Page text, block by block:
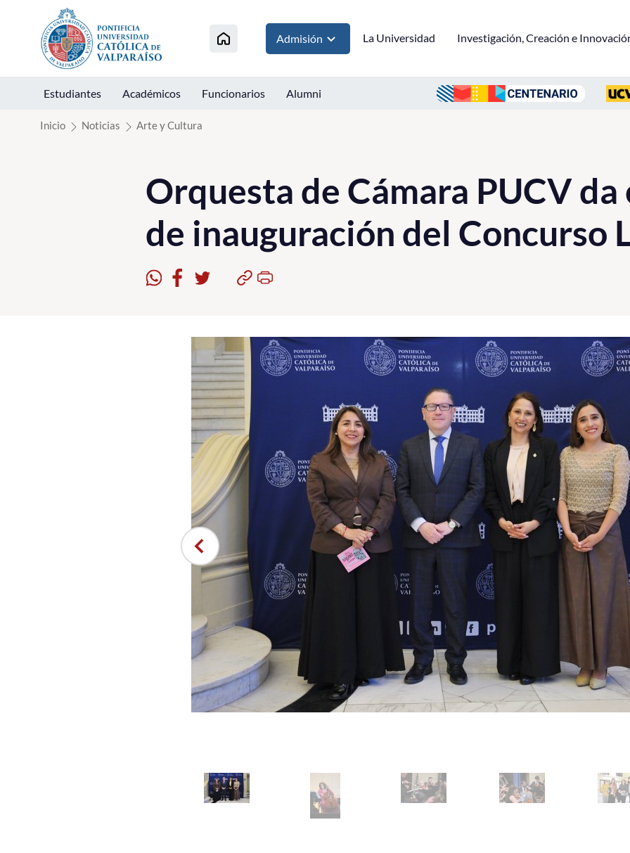
Click acá para ir directamente al contenido
Admisión La Universidad Investigación, Creación e
Estudiantes Académicos Funcionarios Alumni
Inicio Noticias Arte y Cultura
Orquesta de Cámara PUCV
de inauguración del Concurso